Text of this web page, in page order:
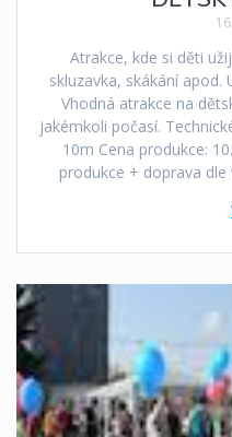
Atrakce, kde si děti
skluzavka, skákání
Vhodná atrakce na
jakémkoli počasí.
10m Cena produkce:
produkce + doprava